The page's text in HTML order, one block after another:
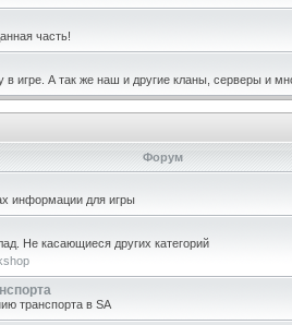
часть!
игре. А так же наш и другие кланы, серверы и
Форум
информации для игры
Не касающиеся других категорий
транспорта в SA